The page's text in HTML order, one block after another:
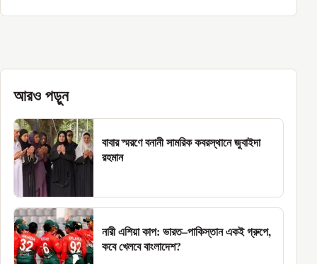
আরও পড়ুন
বাবার স্মরণে বনানী সামরিক কবরস্থানে জুবাইদা
রহমান
নারী এশিয়া কাপ: ভারত–পাকিস্তান একই গ্রুপে,
কবে খেলবে বাংলাদেশ?